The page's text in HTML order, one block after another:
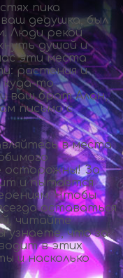
пика
дедушка, был
Люди рекой
душой и
эти места
растения и
куда-то
ваш брат Алан,
письмо с
в места
осторожны! За
и пытается
Чтобы
оставаться
читайте
узнаете, что за
в этих
и насколько